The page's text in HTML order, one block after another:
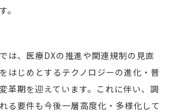
。
は、医療DXの推進や関連規制の見直
はじめとするテクノロジーの進化・普
革期を迎えています。これに伴い、調
る要件も今後一層高度化・多様化して